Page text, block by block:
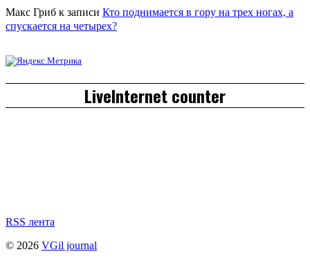
Макс Гриб к записи Кто поднимается в гору на трех ногах, а
спускается на четырех?
LiveInternet counter
RSS лента
© 2026 VGil journal